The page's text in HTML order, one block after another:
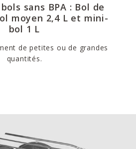
sans BPA : Bol de
moyen 2,4 L et mini-
bol 1 L
de petites ou de grandes
quantités.